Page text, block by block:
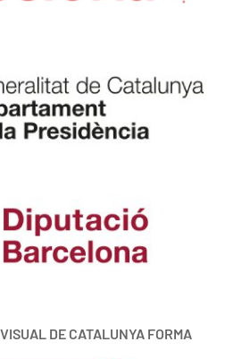
DE CATALUNYA FORMA